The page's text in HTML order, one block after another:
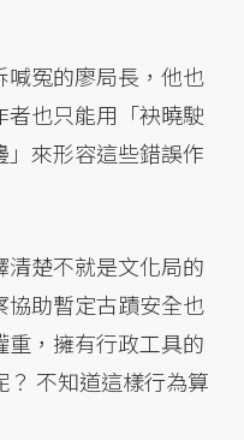
喊冤的廖局長，他也
也只能用「袂曉駛
來形容這些錯誤作
楚不就是文化局的
助暫定古蹟安全也
，擁有行政工具的
不知道這樣行為算